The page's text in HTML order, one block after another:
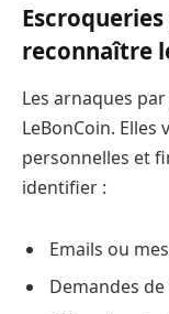
reconnaître
Les arnaques
LeBonCoin.
personnelles et
identifier :
Emails ou
Demandes